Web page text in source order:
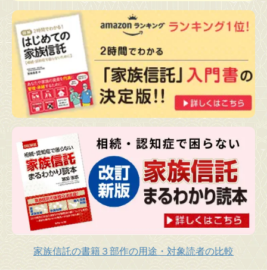
家族信託の書籍３部作の用途・対象読者の比較